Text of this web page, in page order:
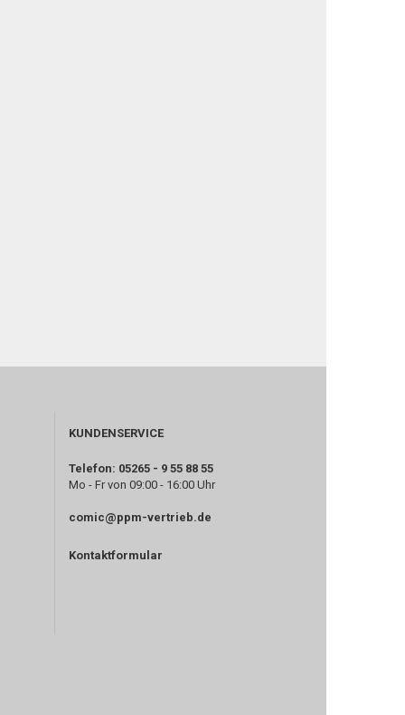
KUNDENSERVICE
Telefon: 05265 - 9 55 88 55
Mo - Fr von 09:00 - 16:00 Uhr
comic@ppm-vertrieb.de
Kontaktformular